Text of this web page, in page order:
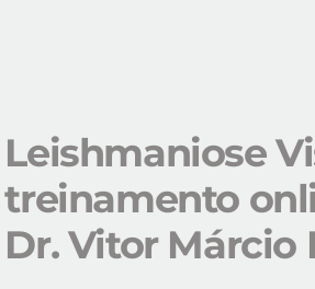
Leishmaniose
treinamento
Dr. Vitor Márcio